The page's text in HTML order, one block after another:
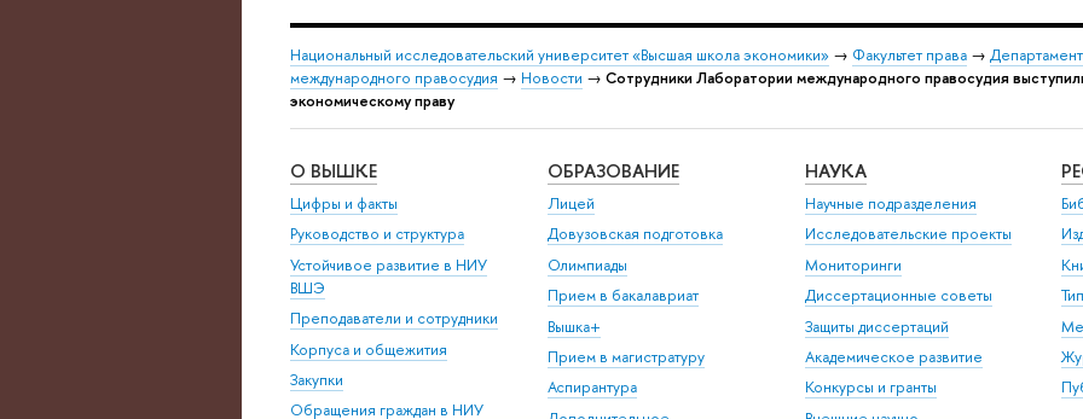
Национальный исследовательский университет «Высшая школа экономики» → Факультет права →
международного правосудия → Новости → Сотрудники Лаборатории международного правосудия
экономическому праву
О ВЫШКЕ
Цифры и факты
Руководство и структура
Устойчивое развитие в НИУ
ВШЭ
Преподаватели и сотрудники
Корпуса и общежития
Закупки
Обращения граждан в НИУ
ОБРАЗОВАНИЕ
Лицей
Довузовская подготовка
Олимпиады
Прием в бакалавриат
Вышка+
Прием в магистратуру
Аспирантура
НАУКА
Научные подразделения
Исследовательские проекты
Мониторинги
Диссертационные советы
Защиты диссертаций
Академическое развитие
Конкурсы и гранты